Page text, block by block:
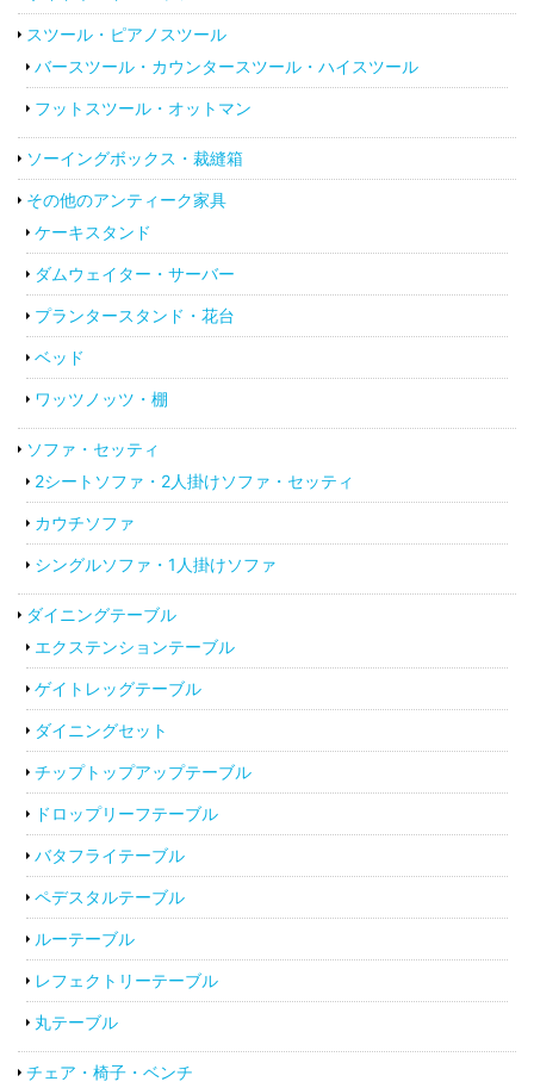
スツール・ピアノスツール
バースツール・カウンタースツール・ハイスツール
フットスツール・オットマン
ソーイングボックス・裁縫箱
その他のアンティーク家具
ケーキスタンド
ダムウェイター・サーバー
プランタースタンド・花台
ベッド
ワッツノッツ・棚
ソファ・セッティ
2シートソファ・2人掛けソファ・セッティ
カウチソファ
シングルソファ・1人掛けソファ
ダイニングテーブル
エクステンションテーブル
ゲイトレッグテーブル
ダイニングセット
チップトップアップテーブル
ドロップリーフテーブル
バタフライテーブル
ペデスタルテーブル
ルーテーブル
レフェクトリーテーブル
丸テーブル
チェア・椅子・ベンチ